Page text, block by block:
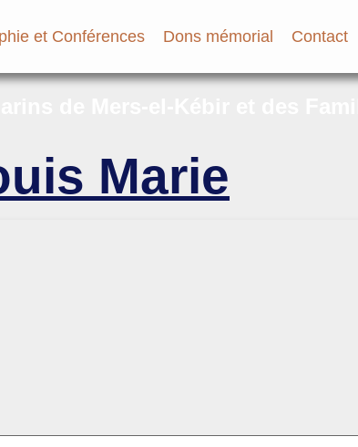
et Conférences Dons mémorial Contact
Marie